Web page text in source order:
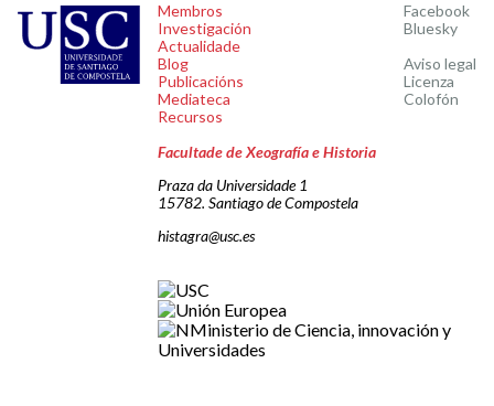
Membros
Investigación
Actualidade
Blog
Publicacións
Mediateca
Recursos
Facebook
Bluesky
Aviso legal
Licenza
Colofón
Facultade de Xeografía e Historia
Praza da Universidade 1
15782. Santiago de Compostela
histagra@usc.es